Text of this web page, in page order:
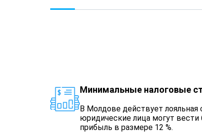
Минимальные налоговые
В Молдове действует лояльная
юридические лица могут вести
прибыль в размере 12 %.